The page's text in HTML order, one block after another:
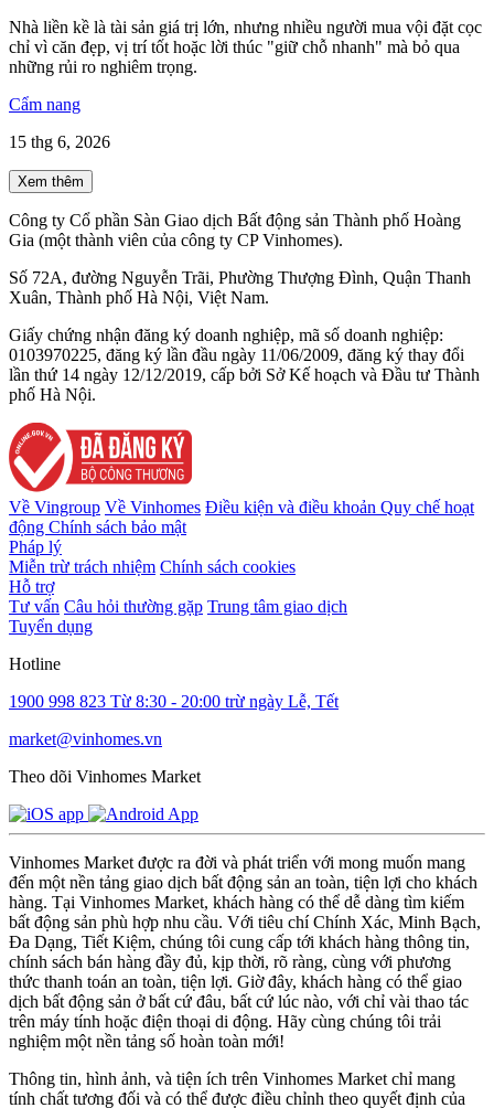
Nhà liền kề là tài sản giá trị lớn, nhưng nhiều người mua vội đặt cọc
chỉ vì căn đẹp, vị trí tốt hoặc lời thúc "giữ chỗ nhanh" mà bỏ qua
những rủi ro nghiêm trọng.
Cẩm nang
15 thg 6, 2026
Xem thêm
Công ty Cổ phần Sàn Giao dịch Bất động sản Thành phố Hoàng
Gia (một thành viên của công ty CP Vinhomes).
Số 72A, đường Nguyễn Trãi, Phường Thượng Đình, Quận Thanh
Xuân, Thành phố Hà Nội, Việt Nam.
Giấy chứng nhận đăng ký doanh nghiệp, mã số doanh nghiệp:
0103970225, đăng ký lần đầu ngày 11/06/2009, đăng ký thay đổi
lần thứ 14 ngày 12/12/2019, cấp bởi Sở Kế hoạch và Đầu tư Thành
phố Hà Nội.
Về Vingroup Về Vinhomes Điều kiện và điều khoản Quy chế hoạt
động Chính sách bảo mật
Pháp lý
Miễn trừ trách nhiệm Chính sách cookies
Hỗ trợ
Tư vấn Câu hỏi thường gặp Trung tâm giao dịch
Tuyển dụng
Hotline
1900 998 823 Từ 8:30 - 20:00 trừ ngày Lễ, Tết
market@vinhomes.vn
Theo dõi Vinhomes Market
Vinhomes Market được ra đời và phát triển với mong muốn mang
đến một nền tảng giao dịch bất động sản an toàn, tiện lợi cho khách
hàng. Tại Vinhomes Market, khách hàng có thể dễ dàng tìm kiếm
bất động sản phù hợp nhu cầu. Với tiêu chí Chính Xác, Minh Bạch,
Đa Dạng, Tiết Kiệm, chúng tôi cung cấp tới khách hàng thông tin,
chính sách bán hàng đầy đủ, kịp thời, rõ ràng, cùng với phương
thức thanh toán an toàn, tiện lợi. Giờ đây, khách hàng có thể giao
dịch bất động sản ở bất cứ đâu, bất cứ lúc nào, với chỉ vài thao tác
trên máy tính hoặc điện thoại di động. Hãy cùng chúng tôi trải
nghiệm một nền tảng số hoàn toàn mới!
Thông tin, hình ảnh, và tiện ích trên Vinhomes Market chỉ mang
tính chất tương đối và có thể được điều chỉnh theo quyết định của